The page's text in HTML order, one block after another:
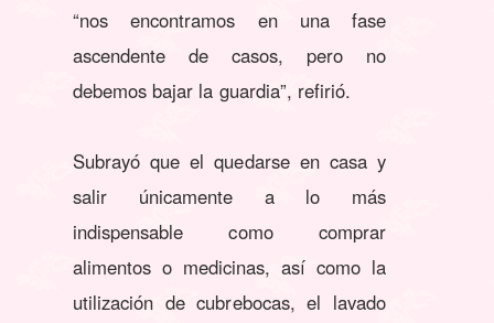
“nos encontramos en una fase
ascendente de casos, pero no
debemos bajar la guardia”, refirió.
Subrayó que el quedarse en casa y
salir únicamente a lo más
indispensable como comprar
alimentos o medicinas, así como la
utilización de cubrebocas, el lavado